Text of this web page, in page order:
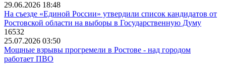
29.06.2026 18:48
На съезде «Единой России» утвердили список кандидатов от
Ростовской области на выборы в Государственную Думу
16532
25.07.2026 03:50
Мощные взрывы прогремели в Ростове - над городом
работает ПВО